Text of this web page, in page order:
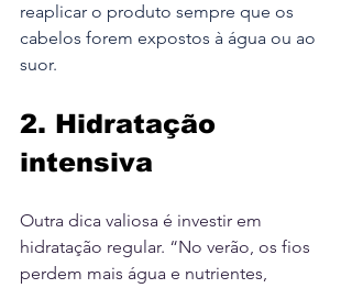
reaplicar o produto sempre que os
cabelos forem expostos à água ou ao
suor.
2. Hidratação
intensiva
Outra dica valiosa é investir em
hidratação regular. “No verão, os fios
perdem mais água e nutrientes,